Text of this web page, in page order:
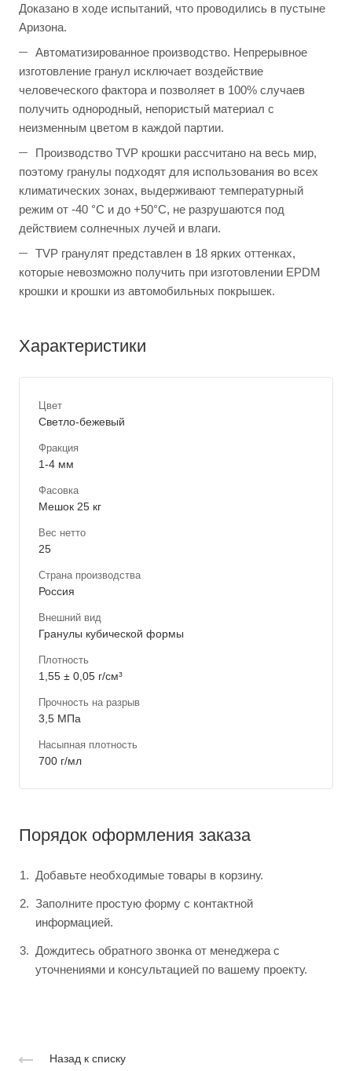
Доказано в ходе испытаний, что проводились в пустыне
Аризона.
Автоматизированное производство. Непрерывное
изготовление гранул исключает воздействие
человеческого фактора и позволяет в 100% случаев
получить однородный, непористый материал с
неизменным цветом в каждой партии.
Производство TVP крошки рассчитано на весь мир,
поэтому гранулы подходят для использования во всех
климатических зонах, выдерживают температурный
режим от -40 °C и до +50°C, не разрушаются под
действием солнечных лучей и влаги.
TVP гранулят представлен в 18 ярких оттенках,
которые невозможно получить при изготовлении EPDM
крошки и крошки из автомобильных покрышек.
Характеристики
Цвет
Светло-бежевый
Фракция
1-4 мм
Фасовка
Мешок 25 кг
Вес нетто
25
Страна производства
Россия
Внешний вид
Гранулы кубической формы
Плотность
1,55 ± 0,05 г/см³
Прочность на разрыв
3,5 МПа
Насыпная плотность
700 г/мл
Порядок оформления заказа
Добавьте необходимые товары в корзину.
Заполните простую форму с контактной
информацией.
Дождитесь обратного звонка от менеджера с
уточнениями и консультацией по вашему проекту.
Назад к списку